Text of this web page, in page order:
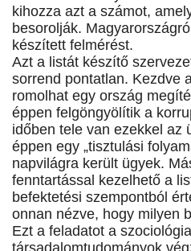
kihozza azt a számot,
besorolják.
készített felmérést.
Azt a listát készítő
sorrend pontatlan. Kezdve
romolhat egy ország
éppen felgöngyölítik a
időben tele van ezekkel az
éppen egy „tisztulási
napvilágra került ügyek.
fenntartással kezelhető a
befektetési szempontból
onnan nézve, hogy milyen
Ezt a feladatot a